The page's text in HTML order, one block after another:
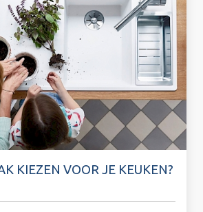
KIEZEN VOOR JE KEUKEN?